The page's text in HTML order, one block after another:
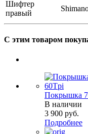
Шифтер
правый
С этим товаром
Покрышка
В наличии
3 900 руб.
Подробнее